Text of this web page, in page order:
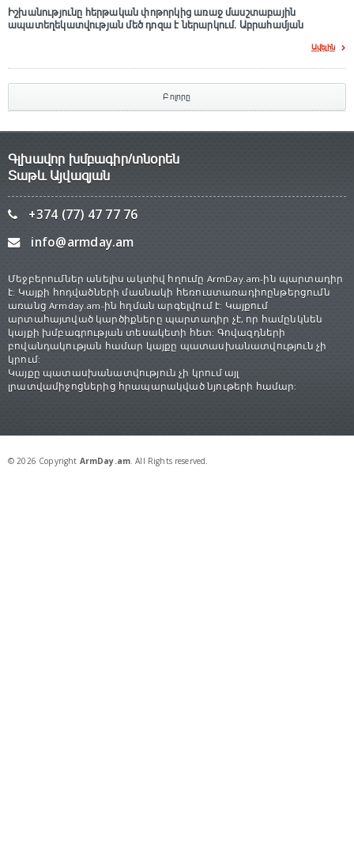
Իշխանությունը հերթական փոթորկից առաջ մասշտաբային
ապատեղեկատվության մեծ դnզա է ներարկում․ Աբրահամյան
Ավելին
Բոլորը
Գլխավոր խմբագիր/տնօրեն
Տաթև Այվազյան
+374 (77) 47 77 76
info@armday.am
Մեջբերումներ անելիս ակտիվ հղումը ArmDay.am-ին պարտադիր
է: Կայքի հոդվածների մասնակի հեռուստառադիոընթերցումն
առանց Armday.am-ին հղման արգելվում է: Կայքում
արտահայտված կարծիքները պարտադիր չէ, որ համընկնեն
կայքի խմբագրության տեսակետի հետ: Գովազդների
բովանդակության համար կայքը պատասխանատվություն չի
կրում:
Կայքը պատասխանատվություն չի կրում այլ
լրատվամիջոցներից հրապարակված նյութերի համար:
© 2026 Copyright ArmDay.am. All Rights reserved.